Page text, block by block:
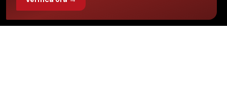
Via Rizzo 26/A